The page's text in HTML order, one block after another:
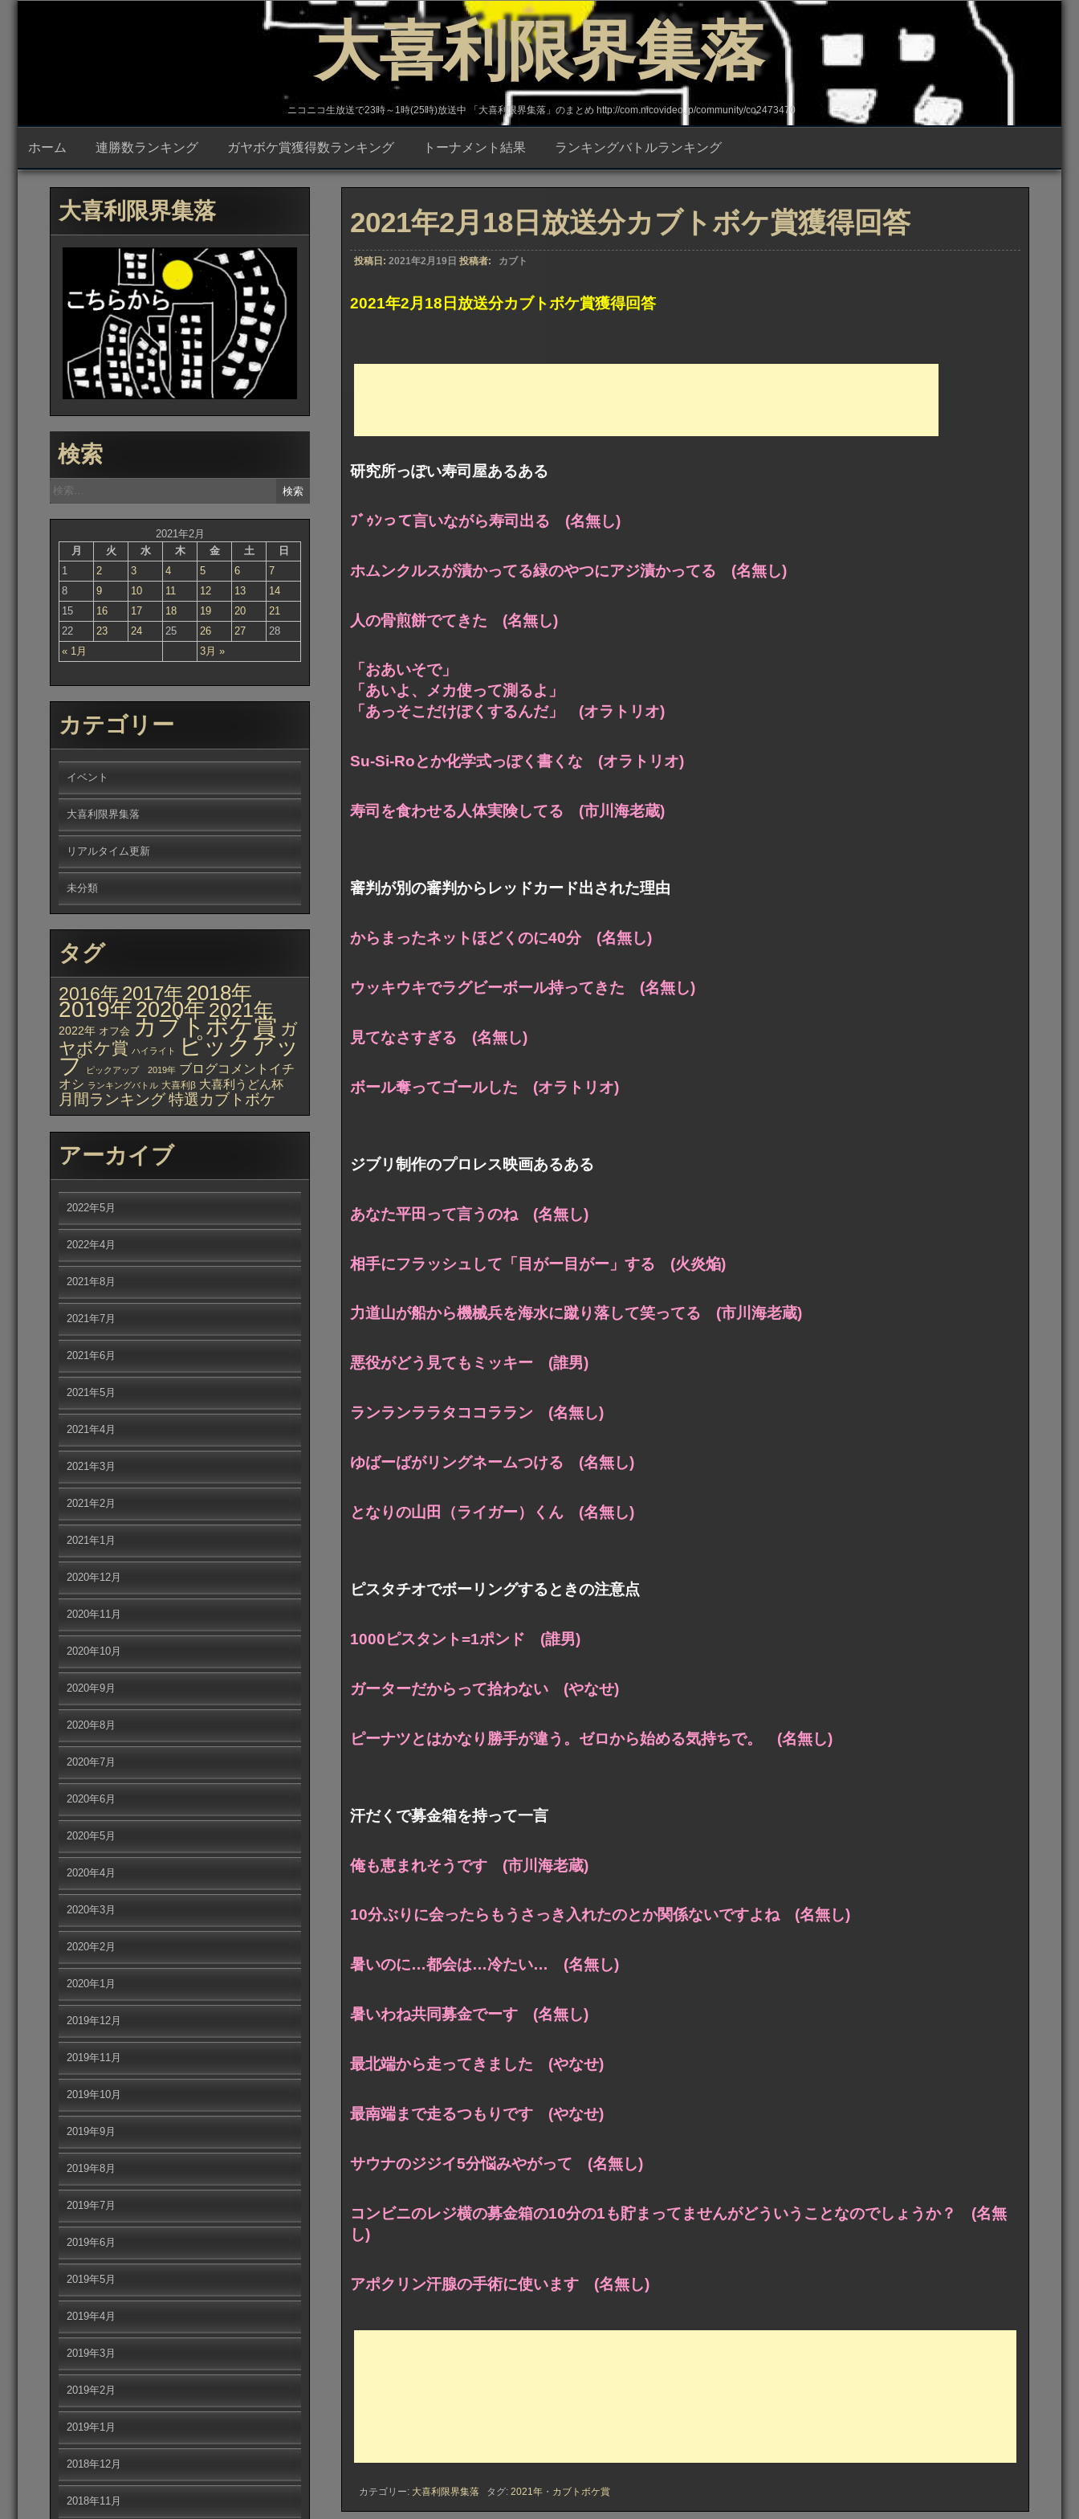
プ
大喜利限界集落
ニコニコ生放送で23時～1時(25時)放送中 「大喜利限界集落」のまとめ http://com.nicovideo.jp/community/co2473470
ホーム 連勝数ランキング ガヤボケ賞獲得数ランキング トーナメント結果 ランキングバトルランキング
2021年2月18日放送分カブトボケ賞獲得回答
投稿日: 2021年2月19日 投稿者: カブト
2021年2月18日放送分カブトボケ賞獲得回答
研究所っぽい寿司屋あるある
ﾌﾞｩﾝって言いながら寿司出る (名無し)
ホムンクルスが漬かってる緑のやつにアジ漬かってる (名無し)
人の骨煎餅でてきた (名無し)
「おあいそで」
「あいよ、メカ使って測るよ」
「あっそこだけぽくするんだ」 (オラトリオ)
Su-Si-Roとか化学式っぽく書くな (オラトリオ)
寿司を食わせる人体実険してる (市川海老蔵)
審判が別の審判からレッドカード出された理由
からまったネットほどくのに40分 (名無し)
ウッキウキでラグビーボール持ってきた (名無し)
見てなさすぎる (名無し)
ボール奪ってゴールした (オラトリオ)
ジブリ制作のプロレス映画あるある
あなた平田って言うのね (名無し)
相手にフラッシュして「目がー目がー」する (火炎焔)
力道山が船から機械兵を海水に蹴り落して笑ってる (市川海老蔵)
悪役がどう見てもミッキー (誰男)
ランランララタココララン (名無し)
ゆばーばがリングネームつける (名無し)
となりの山田（ライガー）くん (名無し)
ピスタチオでボーリングするときの注意点
1000ピスタント=1ポンド (誰男)
ガーターだからって拾わない (やなせ)
ピーナツとはかなり勝手が違う。ゼロから始める気持ちで。 (名無し)
汗だくで募金箱を持って一言
俺も恵まれそうです (市川海老蔵)
10分ぶりに会ったらもうさっき入れたのとか関係ないですよね (名無し)
暑いのに…都会は…冷たい… (名無し)
暑いわね共同募金でーす (名無し)
最北端から走ってきました (やなせ)
最南端まで走るつもりです (やなせ)
サウナのジジイ5分悩みやがって (名無し)
コンビニのレジ横の募金箱の10分の1も貯まってませんがどういうことなのでしょうか？ (名無
し)
アポクリン汗腺の手術に使います (名無し)
カテゴリー: 大喜利限界集落 タグ: 2021年 ・ カブトボケ賞
大喜利限界集落
検索
検
索:
2021年2月
月
火 水 木 金 土 日
« 1月 3月 »
1 2 3 4 5 6
7
8
9 10 11 12 13
14
15
16 17 18 19 20
21
22
23 24 25 26 27 28
カテゴリー
イベント
大喜利限界集落
リアルタイム更新
未分類
タグ
2016年 2017年 2018年
2019年2020年 2021年
2022年 オフ会 カブトボケ賞 ガ
ヤボケ賞 ハイライト ピックアッ
プ ピックアップ 2019年 ブログコメントイチ
オシ ランキングバトル 大喜利β 大喜利うどん杯
月間ランキング特選カブトボケ
アーカイブ
2022年5月
2022年4月
2021年8月
2021年7月
2021年6月
2021年5月
2021年4月
2021年3月
2021年2月
2021年1月
2020年12月
2020年11月
2020年10月
2020年9月
2020年8月
2020年7月
2020年6月
2020年5月
2020年4月
2020年3月
2020年2月
2020年1月
2019年12月
2019年11月
2019年10月
2019年9月
2019年8月
2019年7月
2019年6月
2019年5月
2019年4月
2019年3月
2019年2月
2019年1月
2018年12月
2018年11月